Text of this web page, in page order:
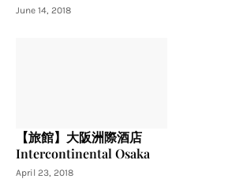
June 14, 2018
【旅館】大阪洲際酒店
Intercontinental Osaka
April 23, 2018